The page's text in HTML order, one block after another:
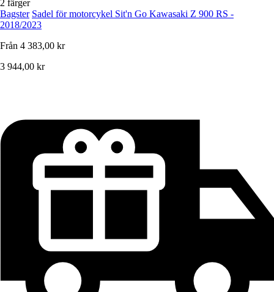
2 färger
Bagster Sadel för motorcykel Sit'n Go Kawasaki Z 900 RS -
2018/2023
Från 4 383,00 kr
3 944,00 kr